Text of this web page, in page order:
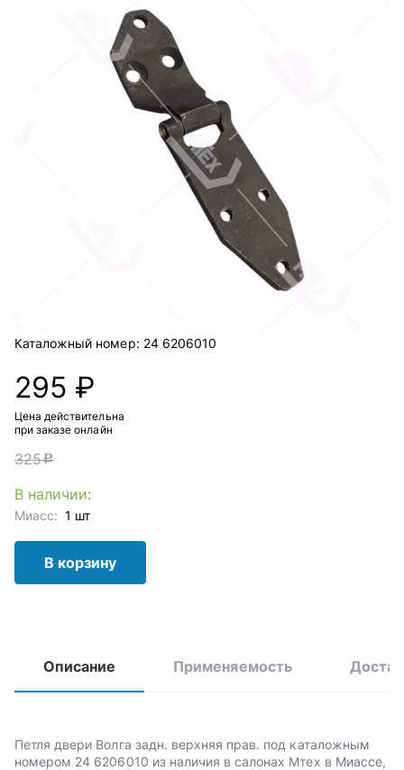
Каталожный номер: 24 6206010
295 ₽
Цена действительна
при заказе онлайн
325c
В наличии:
Миасс: 1 шт
В корзину
Описание Применяемость
Петля двери Волга задн. верхняя прав. под каталожным
номером 24 6206010 из наличия в салонах Мтех в Миассе,